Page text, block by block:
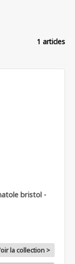
1 articles
bristol -
la collection >